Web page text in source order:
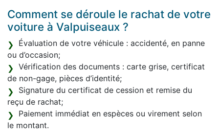
Comment se déroule le rachat de votre
voiture à Valpuiseaux ?
Évaluation de votre véhicule : accidenté, en panne
ou d’occasion;
Vérification des documents : carte grise, certificat
de non-gage, pièces d’identité;
Signature du certificat de cession et remise du
reçu de rachat;
Paiement immédiat en espèces ou virement selon
le montant.